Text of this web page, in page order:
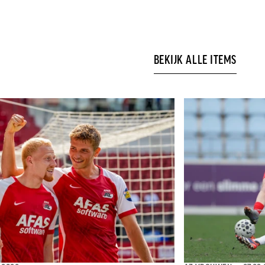
BEKIJK ALLE ITEMS